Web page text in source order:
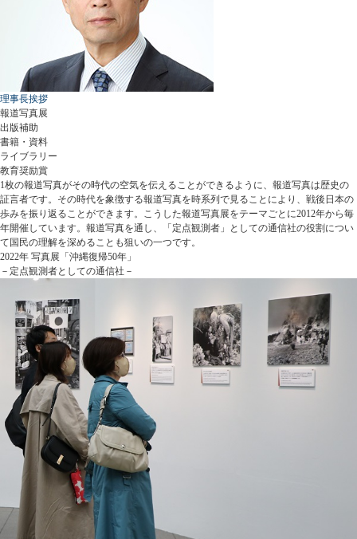
理事長挨拶
報道写真展
出版補助
書籍・資料
ライブラリー
教育奨励賞
1枚の報道写真がその時代の空気を伝えることができるように、報道写真は歴史の
証言者です。その時代を象徴する報道写真を時系列で見ることにより、戦後日本の
歩みを振り返ることができます。こうした報道写真展をテーマごとに2012年から毎
年開催しています。報道写真を通し、「定点観測者」としての通信社の役割につい
て国民の理解を深めることも狙いの一つです。
2022年 写真展「沖縄復帰50年」
－定点観測者としての通信社－